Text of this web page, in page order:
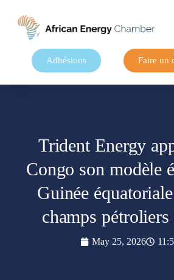
Adhésions Faire un
Trident Energy
Congo son modèle
Guinée
champs pétroliers
May 25, 2026